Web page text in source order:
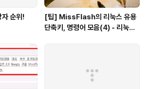
순위!
[팁] MissFlash의 리눅스 유용
단축키, 명령어 모음(4) - 리눅스